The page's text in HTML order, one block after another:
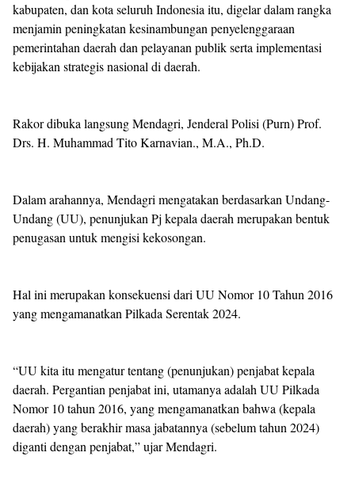
kabupaten, dan kota seluruh Indonesia itu, digelar dalam rangka
menjamin peningkatan kesinambungan penyelenggaraan
pemerintahan daerah dan pelayanan publik serta implementasi
kebijakan strategis nasional di daerah.
Rakor dibuka langsung Mendagri, Jenderal Polisi (Purn) Prof.
Drs. H. Muhammad Tito Karnavian., M.A., Ph.D.
Dalam arahannya, Mendagri mengatakan berdasarkan Undang-
Undang (UU), penunjukan Pj kepala daerah merupakan bentuk
penugasan untuk mengisi kekosongan.
Hal ini merupakan konsekuensi dari UU Nomor 10 Tahun 2016
yang mengamanatkan Pilkada Serentak 2024.
“UU kita itu mengatur tentang (penunjukan) penjabat kepala
daerah. Pergantian penjabat ini, utamanya adalah UU Pilkada
Nomor 10 tahun 2016, yang mengamanatkan bahwa (kepala
daerah) yang berakhir masa jabatannya (sebelum tahun 2024)
diganti dengan penjabat,” ujar Mendagri.